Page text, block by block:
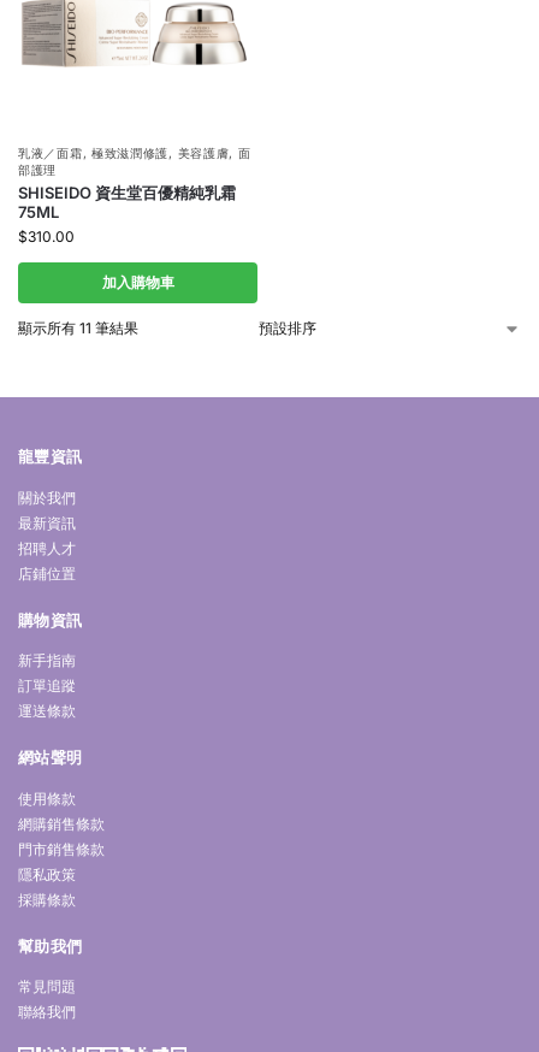
乳液／面霜, 極致滋潤修護, 美容護膚, 面
部護理
SHISEIDO 資生堂百優精純乳霜
75ML
$310.00
加入購物車
顯示所有 11 筆結果
龍豐資訊
關於我們
最新資訊
招聘人才
店鋪位置
購物資訊
新手指南
訂單追蹤
運送條款
網站聲明
使用條款
網購銷售條款
門市銷售條款
隱私政策
採購條款
幫助我們
常見問題
聯絡我們